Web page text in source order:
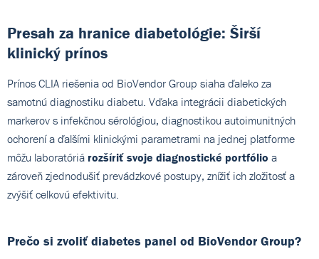
Presah za hranice diabetológie: Širší
klinický prínos
Prínos CLIA riešenia od BioVendor Group siaha ďaleko za
samotnú diagnostiku diabetu. Vďaka integrácii diabetických
markerov s infekčnou sérológiou, diagnostikou autoimunitných
ochorení a ďalšími klinickými parametrami na jednej platforme
môžu laboratóriá rozšíriť svoje diagnostické portfólio a
zároveň zjednodušiť prevádzkové postupy, znížiť ich zložitosť a
zvýšiť celkovú efektivitu.
Prečo si zvoliť diabetes panel od BioVendor Group?